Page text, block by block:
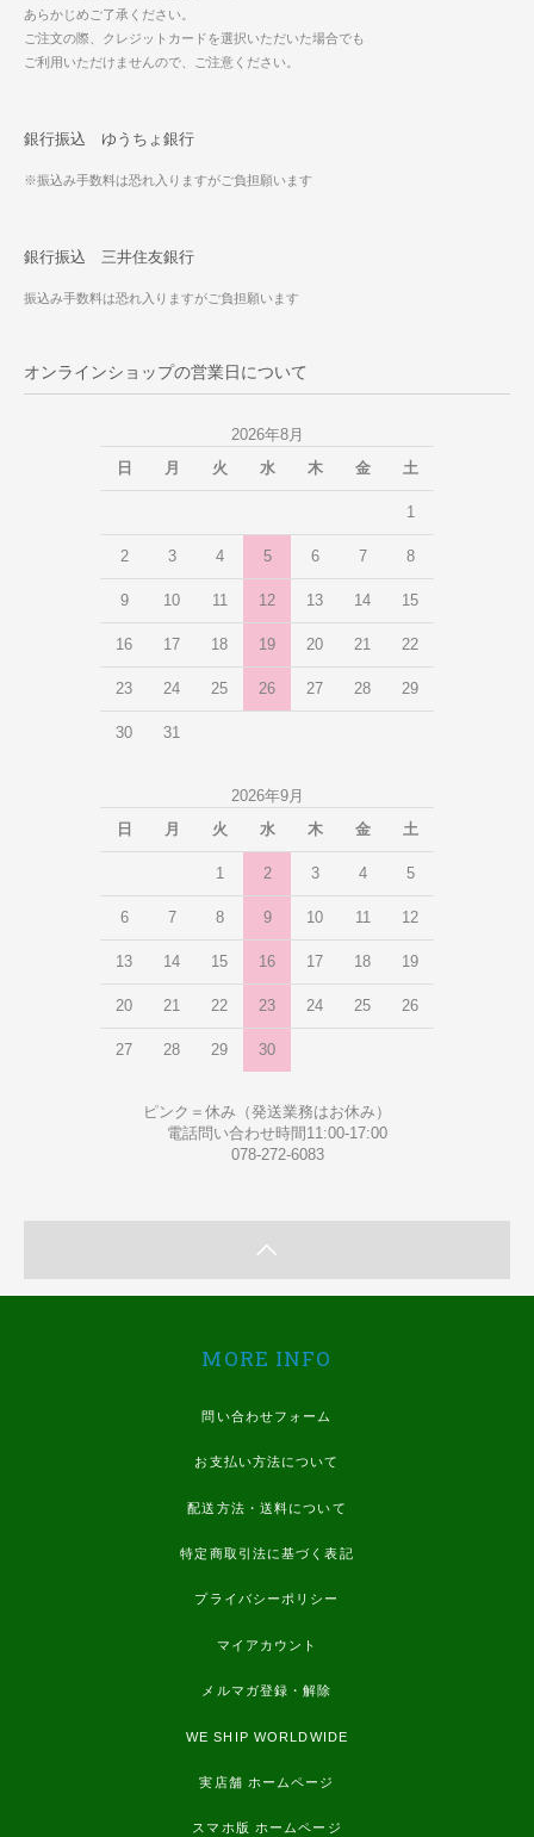
あらかじめご了承ください。
ご注文の際、クレジットカードを選択いただいた場合でも
ご利用いただけませんので、ご注意ください。
銀行振込 ゆうちょ銀行
※振込み手数料は恐れ入りますがご負担願います
銀行振込 三井住友銀行
振込み手数料は恐れ入りますがご負担願います
オンラインショップの営業日について
2026年8月
日
月 火 水 木 金 土
1
2 3 4 5 6 7 8
9 10 11 12 13 14 15
16 17 18 19 20 21 22
23 24 25 26 27 28 29
30 31
2026年9月
日
月 火 水 木 金 土
1 2 3 4 5
6 7 8 9 10 11 12
13 14 15 16 17 18 19
20 21 22 23 24 25 26
27 28 29 30
ピンク＝休み（発送業務はお休み）
電話問い合わせ時間11:00-17:00
078-272-6083
MORE INFO
問い合わせフォーム
お支払い方法について
配送方法・送料について
特定商取引法に基づく表記
プライバシーポリシー
マイアカウント
メルマガ登録・解除
WE SHIP WORLDWIDE
実店舗 ホームページ
スマホ版 ホームページ